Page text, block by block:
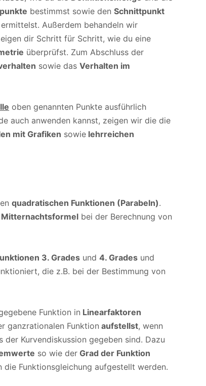
bestimmst sowie den Schnittpunkt
Außerdem behandeln wir
dir Schritt für Schritt, wie du eine
überprüfst. Zum Abschluss der
sowie das Verhalten im
oben genannten Punkte ausführlich
auch anwenden kannst, zeigen wir die die
mit Grafiken sowie lehrreichen
quadratischen Funktionen (Parabeln).
Mitternachtsformel bei der Berechnung von
3. Grades und 4. Grades und
die z.B. bei der Bestimmung von
Funktion in Linearfaktoren
ganzrationalen Funktion aufstellst, wenn
Kurvendiskussion gegeben sind. Dazu
so wie der Grad der Funktion
Funktionsgleichung aufgestellt werden.